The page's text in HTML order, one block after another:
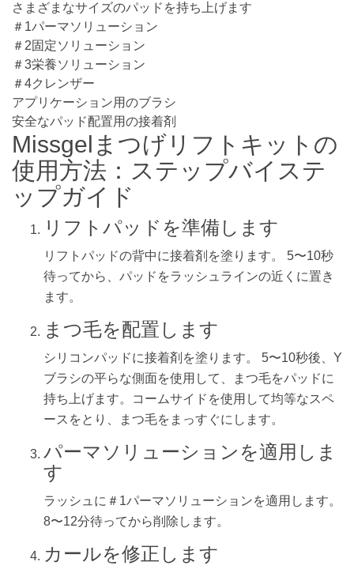
さまざまなサイズのパッドを持ち上げます
＃1パーマソリューション
＃2固定ソリューション
＃3栄養ソリューション
＃4クレンザー
アプリケーション用のブラシ
安全なパッド配置用の接着剤
Missgelまつげリフトキットの
使用方法：ステップバイステ
ップガイド
リフトパッドを準備します
リフトパッドの背中に接着剤を塗ります。 5〜10秒
待ってから、パッドをラッシュラインの近くに置き
ます。
まつ毛を配置します
シリコンパッドに接着剤を塗ります。 5〜10秒後、Y
ブラシの平らな側面を使用して、まつ毛をパッドに
持ち上げます。コームサイドを使用して均等なスペ
ースをとり、まつ毛をまっすぐにします。
パーマソリューションを適用しま
す
ラッシュに＃1パーマソリューションを適用します。
8〜12分待ってから削除します。
カールを修正します